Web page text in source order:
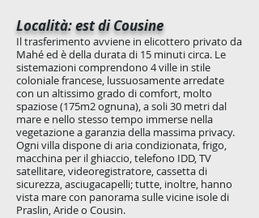
Località: est di Cousine
Il trasferimento avviene in elicottero privato da
Mahé ed è della durata di 15 minuti circa. Le
sistemazioni comprendono 4 ville in stile
coloniale francese, lussuosamente arredate
con un altissimo grado di comfort, molto
spaziose (175m2 ognuna), a soli 30 metri dal
mare e nello stesso tempo immerse nella
vegetazione a garanzia della massima privacy.
Ogni villa dispone di aria condizionata, frigo,
macchina per il ghiaccio, telefono IDD, TV
satellitare, videoregistratore, cassetta di
sicurezza, asciugacapelli; tutte, inoltre, hanno
vista mare con panorama sulle vicine isole di
Praslin, Aride o Cousin.